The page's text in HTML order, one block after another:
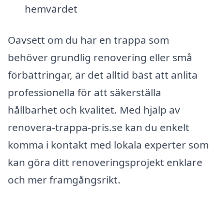
hemvärdet
Oavsett om du har en trappa som
behöver grundlig renovering eller små
förbättringar, är det alltid bäst att anlita
professionella för att säkerställa
hållbarhet och kvalitet. Med hjälp av
renovera-trappa-pris.se kan du enkelt
komma i kontakt med lokala experter som
kan göra ditt renoveringsprojekt enklare
och mer framgångsrikt.